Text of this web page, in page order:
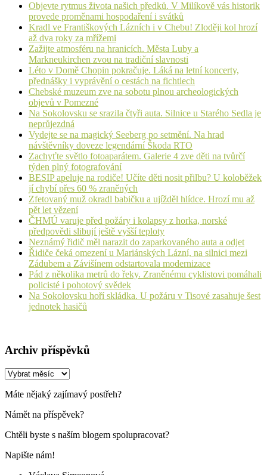
Objevte rytmus života našich předků. V Milíkově vás historik
provede proměnami hospodaření i svátků
Kradl ve Františkových Lázních i v Chebu! Zloději kol hrozí
až dva roky za mřížemi
Zažijte atmosféru na hranicích. Města Luby a
Markneukirchen zvou na tradiční slavnosti
Léto v Domě Chopin pokračuje. Láká na letní koncerty,
přednášky i vyprávění o cestách na fichtlech
Chebské muzeum zve na sobotu plnou archeologických
objevů v Pomezné
Na Sokolovsku se srazila čtyři auta. Silnice u Starého Sedla je
neprůjezdná
Vydejte se na magický Seeberg po setmění. Na hrad
návštěvníky doveze legendární Škoda RTO
Zachyťte světlo fotoaparátem. Galerie 4 zve děti na tvůrčí
týden plný fotografování
BESIP apeluje na rodiče! Učíte děti nosit přilbu? U koloběžek
jí chybí přes 60 % zraněných
Zfetovaný muž okradl babičku a ujížděl hlídce. Hrozí mu až
pět let vězení
ČHMÚ varuje před požáry i kolapsy z horka, norské
předpovědi slibují ještě vyšší teploty
Neznámý řidič měl narazit do zaparkovaného auta a odjet
Řidiče čeká omezení u Mariánských Lázní, na silnici mezi
Zádubem a Závišínem odstartovala modernizace
Pád z několika metrů do řeky. Zraněnému cyklistovi pomáhali
policisté i pohotový svědek
Na Sokolovsku hoří skládka. U požáru v Tisové zasahuje šest
jednotek hasičů
Archiv příspěvků
Archiv
Máte nějaký zajímavý postřeh?
Námět na příspěvek?
Chtěli byste s naším blogem spolupracovat?
Napište nám!